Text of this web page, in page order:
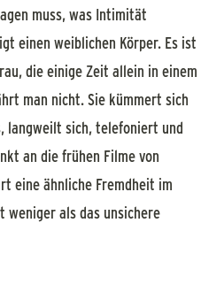
muss, was Intimität
einen weiblichen Körper. Es ist
die einige Zeit allein in einem
man nicht. Sie kümmert sich
langweilt sich, telefoniert und
an die frühen Filme von
eine ähnliche Fremdheit im
weniger als das unsichere